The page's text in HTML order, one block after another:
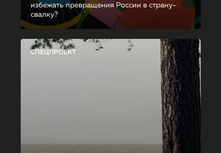
избежать превращения России в страну-
свалку?
СПЕЦПРОЕКТ